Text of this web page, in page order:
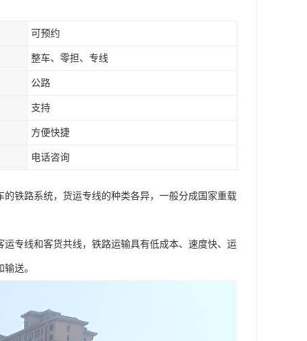
可预约
整车、零担、专线
公路
支持
方便快捷
电话咨询
铁路系统，货运专线的种类各异，一般分成国家重载
专线和客货共线，铁路运输具有低成本、速度快、运
送。